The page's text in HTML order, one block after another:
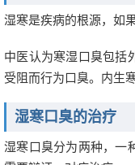
湿寒是疾病的根源，如
中医认为寒湿口臭包括
受阻而行为口臭。内生
湿寒口臭的治疗
湿寒口臭分为两种，一